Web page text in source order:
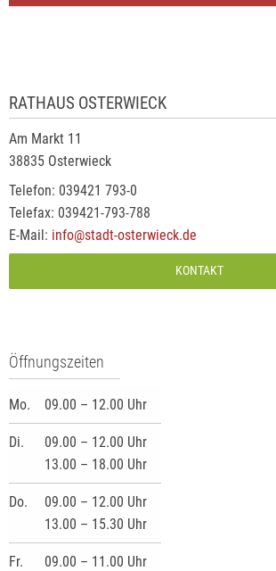
RATHAUS OSTERWIECK
Am Markt 11
38835 Osterwieck
Telefon: 039421 793-0
Telefax: 039421-793-788
E-Mail: info@stadt-osterwieck.de
KONTAKT
Öffnungszeiten
Mo. 09.00 – 12.00 Uhr
Di.
09.00 – 12.00 Uhr
13.00 – 18.00 Uhr
Do.
09.00 – 12.00 Uhr
13.00 – 15.30 Uhr
Fr. 09.00 – 11.00 Uhr